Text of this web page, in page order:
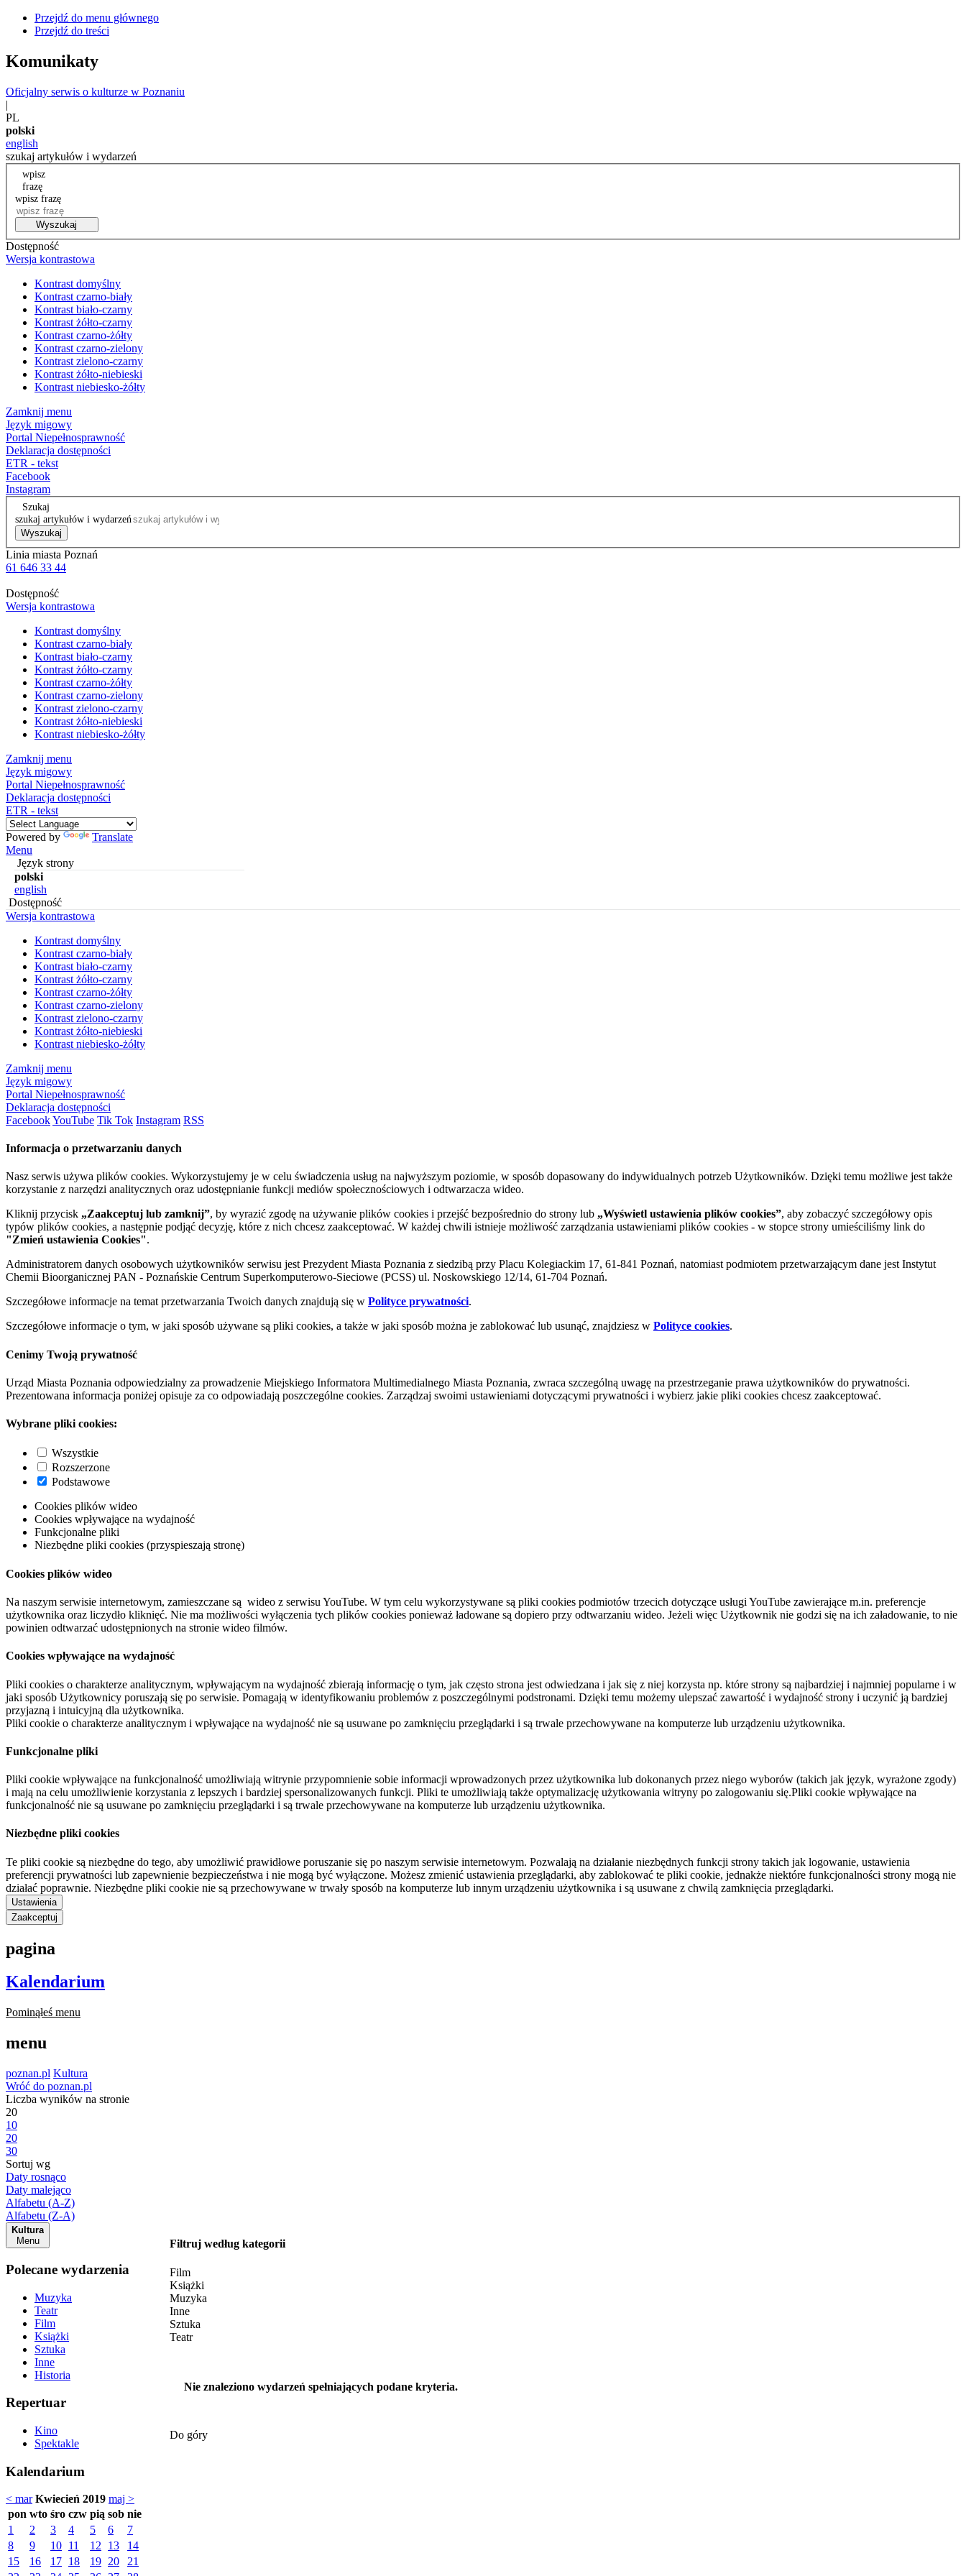
Przejdź do menu głównego
Przejdź do treści
Komunikaty
Oficjalny serwis o kulturze w Poznaniu
|
PL
polski
english
szukaj artykułów i wydarzeń
wpisz
frazę
wpisz frazę
Wyszukaj
Dostępność
Wersja kontrastowa
Kontrast domyślny
Kontrast czarno-biały
Kontrast biało-czarny
Kontrast żółto-czarny
Kontrast czarno-żółty
Kontrast czarno-zielony
Kontrast zielono-czarny
Kontrast żółto-niebieski
Kontrast niebiesko-żółty
Zamknij menu
Język migowy
Portal Niepełnosprawność
Deklaracja dostępności
ETR - tekst
Facebook
Instagram
Szukaj
szukaj artykułów i wydarzeń
Wyszukaj
Linia miasta Poznań
61 646 33 44
Dostępność
Wersja kontrastowa
Kontrast domyślny
Kontrast czarno-biały
Kontrast biało-czarny
Kontrast żółto-czarny
Kontrast czarno-żółty
Kontrast czarno-zielony
Kontrast zielono-czarny
Kontrast żółto-niebieski
Kontrast niebiesko-żółty
Zamknij menu
Język migowy
Portal Niepełnosprawność
Deklaracja dostępności
ETR - tekst
Powered by
Translate
Menu
Język strony
polski
english
Dostępność
Wersja kontrastowa
Kontrast domyślny
Kontrast czarno-biały
Kontrast biało-czarny
Kontrast żółto-czarny
Kontrast czarno-żółty
Kontrast czarno-zielony
Kontrast zielono-czarny
Kontrast żółto-niebieski
Kontrast niebiesko-żółty
Zamknij menu
Język migowy
Portal Niepełnosprawność
Deklaracja dostępności
FacebookYouTube Tik Tok Instagram RSS
Informacja o przetwarzaniu danych
Nasz serwis używa plików cookies. Wykorzystujemy je w celu świadczenia usług na najwyższym poziomie, w sposób dopasowany do indywidualnych potrzeb Użytkowników. Dzięki temu możliwe jest także
korzystanie z narzędzi analitycznych oraz udostępnianie funkcji mediów społecznościowych i odtwarzacza wideo.
Kliknij przycisk „Zaakceptuj lub zamknij”, by wyrazić zgodę na używanie plików cookies i przejść bezpośrednio do strony lub „Wyświetl ustawienia plików cookies”, aby zobaczyć szczegółowy opis
typów plików cookies, a następnie podjąć decyzję, które z nich chcesz zaakceptować. W każdej chwili istnieje możliwość zarządzania ustawieniami plików cookies - w stopce strony umieściliśmy link do
"Zmień ustawienia Cookies".
Administratorem danych osobowych użytkowników serwisu jest Prezydent Miasta Poznania z siedzibą przy Placu Kolegiackim 17, 61-841 Poznań, natomiast podmiotem przetwarzającym dane jest Instytut
Chemii Bioorganicznej PAN - Poznańskie Centrum Superkomputerowo-Sieciowe (PCSS) ul. Noskowskiego 12/14, 61-704 Poznań.
Szczegółowe informacje na temat przetwarzania Twoich danych znajdują się w Polityce prywatności.
Szczegółowe informacje o tym, w jaki sposób używane są pliki cookies, a także w jaki sposób można je zablokować lub usunąć, znajdziesz w Polityce cookies.
Cenimy Twoją prywatność
Urząd Miasta Poznania odpowiedzialny za prowadzenie Miejskiego Informatora Multimedialnego Miasta Poznania, zwraca szczególną uwagę na przestrzeganie prawa użytkowników do prywatności.
Prezentowana informacja poniżej opisuje za co odpowiadają poszczególne cookies. Zarządzaj swoimi ustawieniami dotyczącymi prywatności i wybierz jakie pliki cookies chcesz zaakceptować.
Wybrane pliki cookies:
Wszystkie
Rozszerzone
Podstawowe
Cookies plików wideo
Cookies wpływające na wydajność
Funkcjonalne pliki
Niezbędne pliki cookies (przyspieszają stronę)
Cookies plików wideo
Na naszym serwisie internetowym, zamieszczane są wideo z serwisu YouTube. W tym celu wykorzystywane są pliki cookies podmiotów trzecich dotyczące usługi YouTube zawierające m.in. preferencje
użytkownika oraz liczydło kliknięć. Nie ma możliwości wyłączenia tych plików cookies ponieważ ładowane są dopiero przy odtwarzaniu wideo. Jeżeli więc Użytkownik nie godzi się na ich załadowanie, to nie
powinien odtwarzać udostępnionych na stronie wideo filmów.
Cookies wpływające na wydajność
Pliki cookies o charakterze analitycznym, wpływającym na wydajność zbierają informację o tym, jak często strona jest odwiedzana i jak się z niej korzysta np. które strony są najbardziej i najmniej popularne i w
jaki sposób Użytkownicy poruszają się po serwisie. Pomagają w identyfikowaniu problemów z poszczególnymi podstronami. Dzięki temu możemy ulepszać zawartość i wydajność strony i uczynić ją bardziej
przyjazną i intuicyjną dla użytkownika.
Pliki cookie o charakterze analitycznym i wpływające na wydajność nie są usuwane po zamknięciu przeglądarki i są trwale przechowywane na komputerze lub urządzeniu użytkownika.
Funkcjonalne pliki
Pliki cookie wpływające na funkcjonalność umożliwiają witrynie przypomnienie sobie informacji wprowadzonych przez użytkownika lub dokonanych przez niego wyborów (takich jak język, wyrażone zgody)
i mają na celu umożliwienie korzystania z lepszych i bardziej spersonalizowanych funkcji. Pliki te umożliwiają także optymalizację użytkowania witryny po zalogowaniu się.Pliki cookie wpływające na
funkcjonalność nie są usuwane po zamknięciu przeglądarki i są trwale przechowywane na komputerze lub urządzeniu użytkownika.
Niezbędne pliki cookies
Te pliki cookie są niezbędne do tego, aby umożliwić prawidłowe poruszanie się po naszym serwisie internetowym. Pozwalają na działanie niezbędnych funkcji strony takich jak logowanie, ustawienia
preferencji prywatności lub zapewnienie bezpieczeństwa i nie mogą być wyłączone. Możesz zmienić ustawienia przeglądarki, aby zablokować te pliki cookie, jednakże niektóre funkcjonalności strony mogą nie
działać poprawnie. Niezbędne pliki cookie nie są przechowywane w trwały sposób na komputerze lub innym urządzeniu użytkownika i są usuwane z chwilą zamknięcia przeglądarki.
Ustawienia
Zaakceptuj
pagina
Kalendarium
Pominąłeś menu
menu
poznan.pl Kultura
Wróć do poznan.pl
Liczba wyników na stronie
20
10
20
30
Sortuj wg
Daty rosnąco
Daty malejąco
Alfabetu (A-Z)
Alfabetu (Z-A)
Kultura
Menu
Polecane wydarzenia
Muzyka
Teatr
Film
Książki
Sztuka
Inne
Historia
Repertuar
Kino
Spektakle
Kalendarium
< mar Kwiecień 2019 maj >
pon wto śro czw pią sob nie
1
2 3 4 5 6
7
8
9 10 11 12 13
14
15
16 17 18 19 20
21
Filtruj według kategorii
Film
Książki
Muzyka
Inne
Sztuka
Teatr
Nie znaleziono wydarzeń spełniających podane kryteria.
Do góry